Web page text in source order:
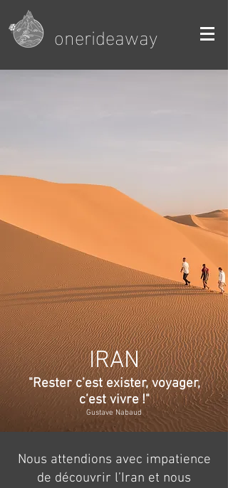
onerideaway
IRAN
"Rester c’est exister, voyager,
c’est vivre !"
Gustave Nabaud
Nous attendions avec impatience
de découvrir l’Iran et nous